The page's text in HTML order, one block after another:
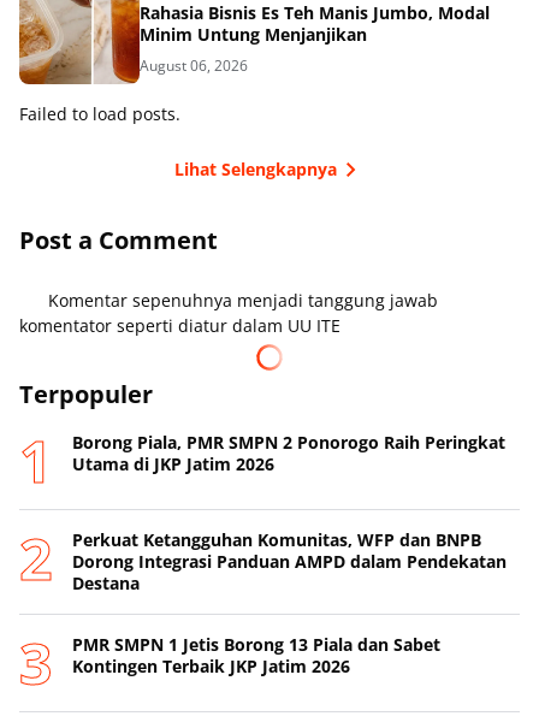
Rahasia Bisnis Es Teh Manis Jumbo, Modal
Minim Untung Menjanjikan
August 06, 2026
Failed to load posts.
Lihat Selengkapnya
Post a Comment
Komentar sepenuhnya menjadi tanggung jawab
komentator seperti diatur dalam UU ITE
Terpopuler
Borong Piala, PMR SMPN 2 Ponorogo Raih Peringkat
Utama di JKP Jatim 2026
Perkuat Ketangguhan Komunitas, WFP dan BNPB
Dorong Integrasi Panduan AMPD dalam Pendekatan
Destana
PMR SMPN 1 Jetis Borong 13 Piala dan Sabet
Kontingen Terbaik JKP Jatim 2026